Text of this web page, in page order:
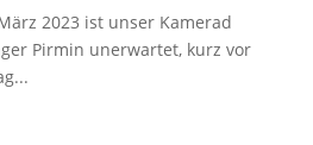
2023 ist unser Kamerad
Pirmin unerwartet, kurz vor